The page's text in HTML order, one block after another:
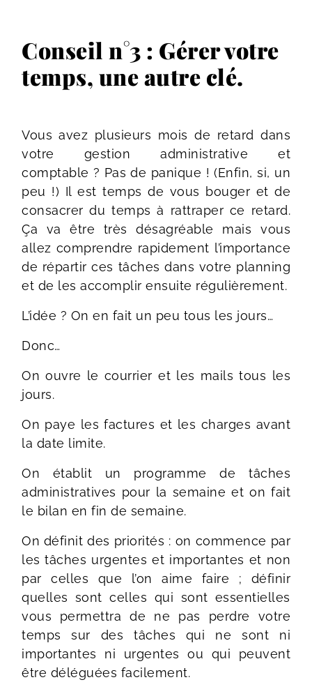
Conseil n°3 : Gérer votre
temps, une autre clé.
Vous avez plusieurs mois de retard dans
votre gestion administrative et
comptable ? Pas de panique ! (Enfin, si, un
peu !) Il est temps de vous bouger et de
consacrer du temps à rattraper ce retard.
Ça va être très désagréable mais vous
allez comprendre rapidement l’importance
de répartir ces tâches dans votre planning
et de les accomplir ensuite régulièrement.
L’idée ? On en fait un peu tous les jours…
Donc…
On ouvre le courrier et les mails tous les
jours.
On paye les factures et les charges avant
la date limite.
On établit un programme de tâches
administratives pour la semaine et on fait
le bilan en fin de semaine.
On définit des priorités : on commence par
les tâches urgentes et importantes et non
par celles que l’on aime faire ; définir
quelles sont celles qui sont essentielles
vous permettra de ne pas perdre votre
temps sur des tâches qui ne sont ni
importantes ni urgentes ou qui peuvent
être déléguées facilement.